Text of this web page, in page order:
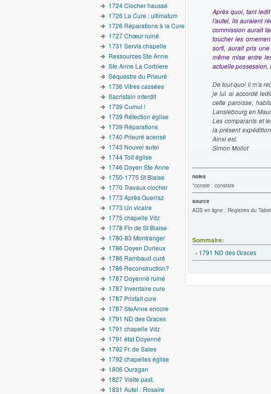
Après quoi, tant
l'autel, ils auraient
commission aurait
toucher les
sorti, aurait pris
même mise entre
actuelle possession,
De tout quoi il m'a
je lui ai accordé
cette paroisse,
Lanslebourg en
Les comparants et
la présent
Ainsi est.
Simon Mollot
notes
*conste : constate
source
ADS en ligne : Registres du
Sommaire:
‹ 1791 ND des Graces
1724 Clocher haussé
1726 La Cure : ultimatum
1726 Réparations à la Cure
1727 Chœur ruiné
1731 Servis chapelle
Ressources Ste Anne
Ste Anne La Corbiere
Séquestre du Prieuré
1736 Vitres cassées
Sacristain interdit
1739 Cumul !
1739 Réfection église
1739 Réparations
1740 Prieuré acensé
1743 Nouvel autel
1744 Toit église
1746 Doyen Ste Anne
1750-1775 St Blaise
1770 Travaux clocher
1773 Après Guerraz
1773 Un vicaire
1775 chapelle Vdz
1778 Fin de St Blaise
1780-83 Montranger
1786 Doyen Durieux
1786 Rambaud curé
1786 Reconstruction?
1787 Doyenné ruiné
1787 Inventaire cure
1787 Prixfait cure
1787 SteAnne encore
1791 ND des Graces
1791 chapelle Vdz
1791 état Doyenné
1792 Fr. de Sales
1792 chapelles église
1806 Ouragan
1827 Visite past.
1831 Autel : Rosaire